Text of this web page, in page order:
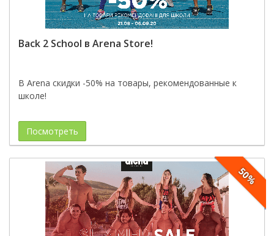
Back 2 School в Arena Store!
В Arena скидки -50% на товары, рекомендованные к
школе!
Посмотреть
50%